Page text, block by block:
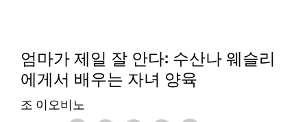
엄마가 제일 잘 안다: 수산나 웨슬리
에게서 배우는 자녀 양육
조 이오비노